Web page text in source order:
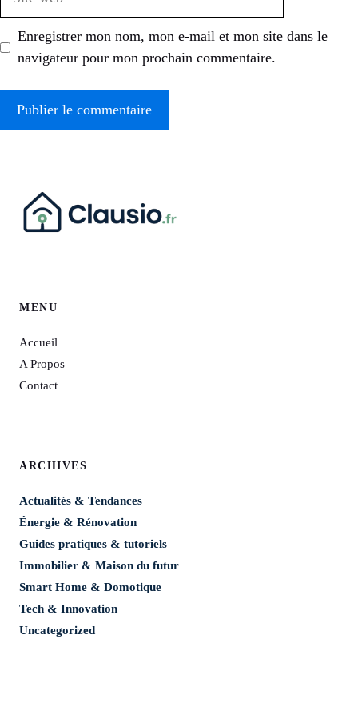
Enregistrer mon nom, mon e-mail et mon site dans le
navigateur pour mon prochain commentaire.
MENU
Accueil
A Propos
Contact
ARCHIVES
Actualités & Tendances
Énergie & Rénovation
Guides pratiques & tutoriels
Immobilier & Maison du futur
Smart Home & Domotique
Tech & Innovation
Uncategorized